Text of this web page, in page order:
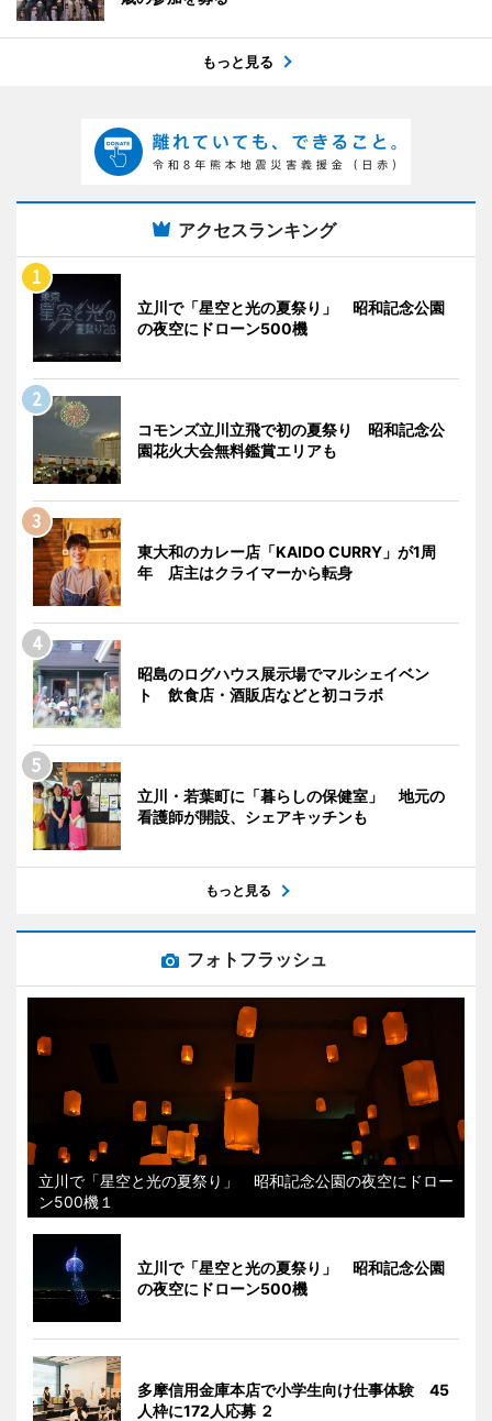
もっと見る
アクセスランキング
立川で「星空と光の夏祭り」 昭和記念公園
の夜空にドローン500機
コモンズ立川立飛で初の夏祭り 昭和記念公
園花火大会無料鑑賞エリアも
東大和のカレー店「KAIDO CURRY」が1周
年 店主はクライマーから転身
昭島のログハウス展示場でマルシェイベン
ト 飲食店・酒販店などと初コラボ
立川・若葉町に「暮らしの保健室」 地元の
看護師が開設、シェアキッチンも
もっと見る
フォトフラッシュ
立川で「星空と光の夏祭り」 昭和記念公園の夜空にドロー
ン500機１
立川で「星空と光の夏祭り」 昭和記念公園
の夜空にドローン500機
多摩信用金庫本店で小学生向け仕事体験 45
人枠に172人応募 ２